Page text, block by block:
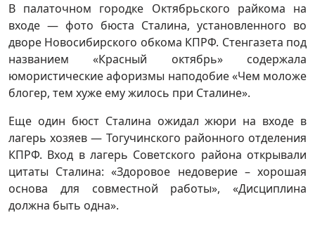
В палаточном городке Октябрьского райкома на
входе — фото бюста Сталина, установленного во
дворе Новосибирского обкома КПРФ. Стенгазета под
названием «Красный октябрь» содержала
юмористические афоризмы наподобие «Чем моложе
блогер, тем хуже ему жилось при Сталине».
Еще один бюст Сталина ожидал жюри на входе в
лагерь хозяев — Тогучинского районного отделения
КПРФ. Вход в лагерь Советского района открывали
цитаты Сталина: «Здоровое недоверие – хорошая
основа для совместной работы», «Дисциплина
должна быть одна».